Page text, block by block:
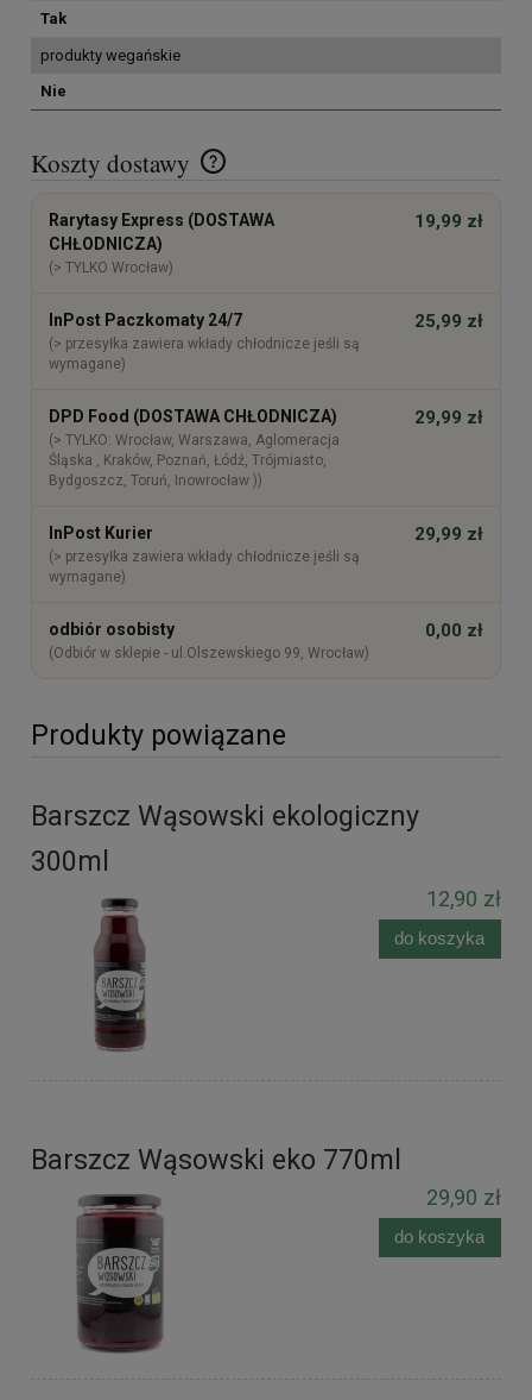
cebula, czosnek i przyprawy — pełną listę
znajdziesz niżej.
Tak
produkty wegańskie
Nie
Koszty dostawy
Cena nie zawiera ewentualnych kosztów płatności
Rarytasy Express (DOSTAWA
CHŁODNICZA)
(> TYLKO Wrocław)
19,99 zł
InPost Paczkomaty 24/7
(> przesyłka zawiera wkłady chłodnicze jeśli są
wymagane)
25,99 zł
DPD Food (DOSTAWA CHŁODNICZA)
(> TYLKO: Wrocław, Warszawa, Aglomeracja
Śląska , Kraków, Poznań, Łódź, Trójmiasto,
Bydgoszcz, Toruń, Inowrocław ))
29,99 zł
InPost Kurier
(> przesyłka zawiera wkłady chłodnicze jeśli są
wymagane)
29,99 zł
odbiór osobisty
(Odbiór w sklepie - ul.Olszewskiego 99, Wrocław)
0,00 zł
Produkty powiązane
Barszcz Wąsowski ekologiczny
300ml
12,90 zł
do koszyka
Barszcz Wąsowski eko 770ml
29,90 zł
do koszyka